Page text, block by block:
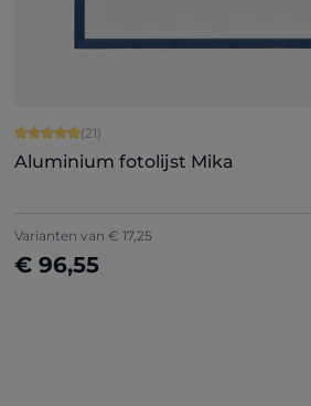
Gemiddelde waardering van 5 van 5
(21)
Aluminium fotolijst Mika
Varianten van € 17,25
€ 96,55
Nu configureren